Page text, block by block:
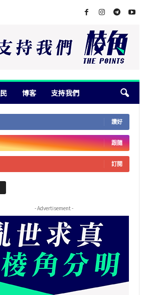
博客 支持我們
讚好
跟隨
訂閱
- Advertisement -